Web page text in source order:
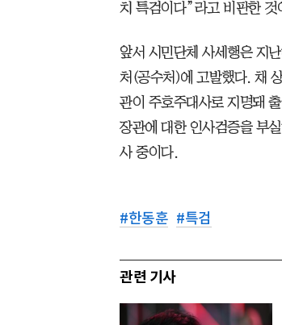
치 특검이다”라고 비판한 것
앞서 시민단체 사세행은 지
처(공수처)에 고발했다. 채
관이 주호주대사로 지명돼
장관에 대한 인사검증을 부
사 중이다.
#한동훈 #특검
관련 기사